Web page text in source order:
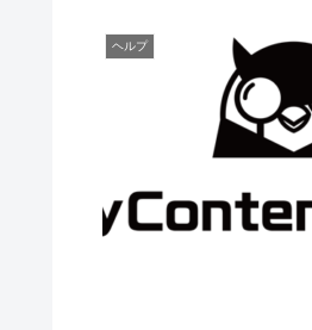
ヘルプ